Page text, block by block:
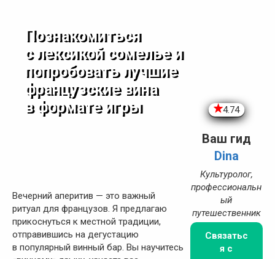
Познакомиться
с лексикой сомелье и
попробовать лучшие
французские вина
в формате игры
4.74
Ваш гид
Dina
Культуролог,
профессиональн
ый
путешественник
Связатьс
я с
Вечерний аперитив — это важный
ритуал для французов. Я предлагаю
прикоснуться к местной традиции,
отправившись на дегустацию
в популярный винный бар. Вы научитесь